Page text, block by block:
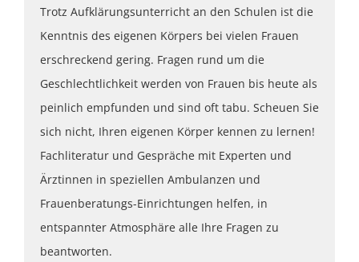
Trotz Aufklärungsunterricht an den Schulen ist die
Kenntnis des eigenen Körpers bei vielen Frauen
erschreckend gering. Fragen rund um die
Geschlechtlichkeit werden von Frauen bis heute als
peinlich empfunden und sind oft tabu. Scheuen Sie
sich nicht, Ihren eigenen Körper kennen zu lernen!
Fachliteratur und Gespräche mit Experten und
Ärztinnen in speziellen Ambulanzen und
Frauenberatungs-Einrichtungen helfen, in
entspannter Atmosphäre alle Ihre Fragen zu
beantworten.